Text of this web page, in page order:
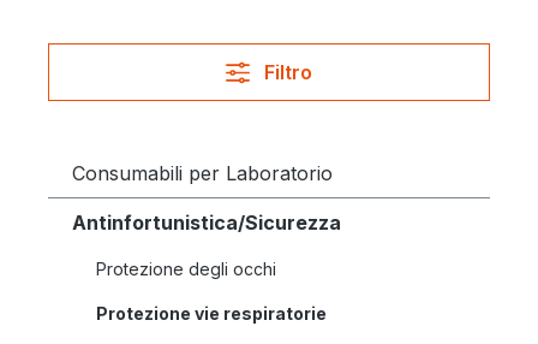
Filtro
Consumabili per Laboratorio
Antinfortunistica/Sicurezza
Protezione degli occhi
Protezione vie respiratorie